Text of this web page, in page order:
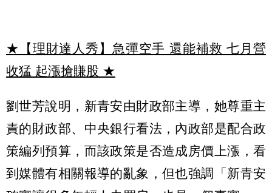
★【理財達人秀】急彈空手 還能補救 七月營
收猛 起漲搶賺股 ★
劉世芳說明，新青安由財政部主導，她尊重主
責的財政部、中央銀行看法，內政部是配合政
策編列預算，而該政策是否造成房價上漲，看
到媒體有相關報導的亂象，但也強調「新青安